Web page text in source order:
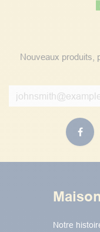
Nouveaux
Notre